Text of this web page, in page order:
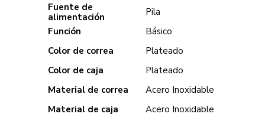
Fuente de
alimentación
Pila
Función
Básico
Color de correa
Plateado
Color de caja
Plateado
Material de correa
Acero Inoxidable
Material de caja
Acero Inoxidable